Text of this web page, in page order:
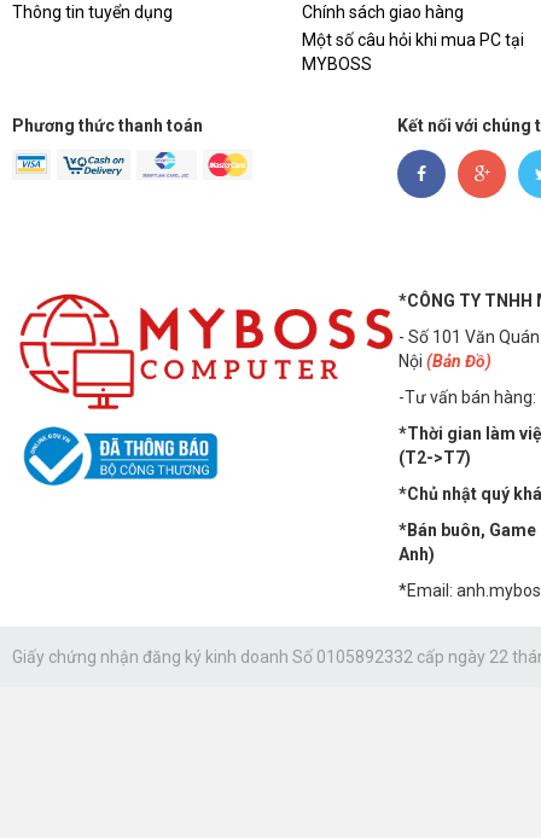
Thông tin tuyển dụng
Chính sách giao hàng
Một số câu hỏi khi mua PC tại
MYBOSS
Phương thức thanh toán Kết nối với chúng
*CÔNG TY TNHH
- Số 101 Văn
Nội (Bản Đồ)
-Tư vấn bán hàng:
*Thời gian làm
(T2->T7)
*Chủ nhật quý
*Bán buôn, Game
Anh)
*Email:
Giấy chứng nhận đăng ký kinh doanh Số 0105892332 cấp ngày 22